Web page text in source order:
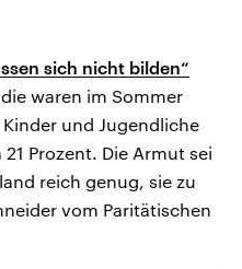
sich nicht bilden“
waren im Sommer
und Jugendliche
Prozent. Die Armut sei
reich genug, sie zu
vom Paritätischen